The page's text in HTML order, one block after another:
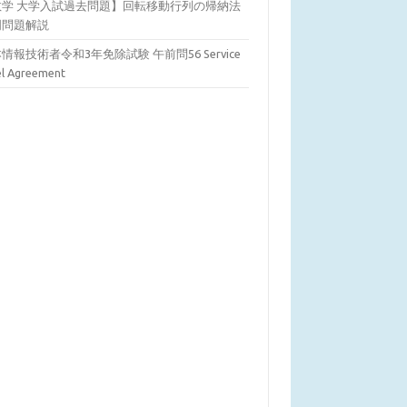
学 大学入試過去問題】回転移動行列の帰納法
題解説
報技術者令和3年免除試験 午前問56 Service
Agreement